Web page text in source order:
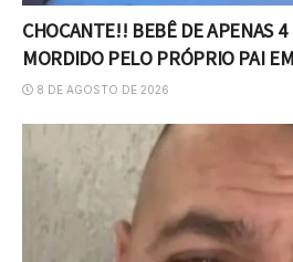
CHOCANTE!! BEBÊ DE APENAS 4
MORDIDO PELO PRÓPRIO PAI
8 DE AGOSTO DE 2026